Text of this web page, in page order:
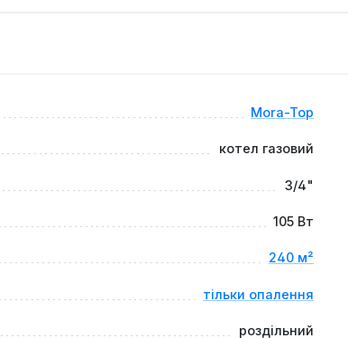
SK 24 кВт є оптимальним рішенням дляMora-Top
котел газовий
3/4"
105 Вт
240 м²
тільки опалення
роздільний